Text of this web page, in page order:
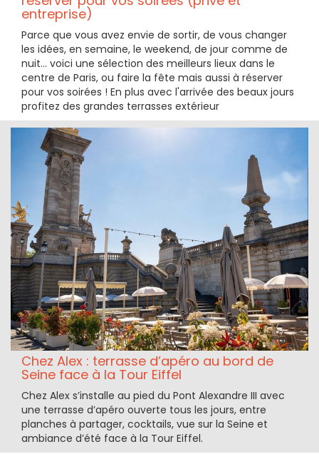
entreprise)
Parce que vous avez envie de sortir, de vous changer
les idées, en semaine, le weekend, de jour comme de
nuit… voici une sélection des meilleurs lieux dans le
centre de Paris, ou faire la fête mais aussi à réserver
pour vos soirées ! En plus avec l'arrivée des beaux jours
profitez des grandes terrasses extérieur
Chez Alex : terrasse d’apéro au bord de
Seine face à la Tour Eiffel
Chez Alex s’installe au pied du Pont Alexandre III avec
une terrasse d’apéro ouverte tous les jours, entre
planches à partager, cocktails, vue sur la Seine et
ambiance d’été face à la Tour Eiffel.